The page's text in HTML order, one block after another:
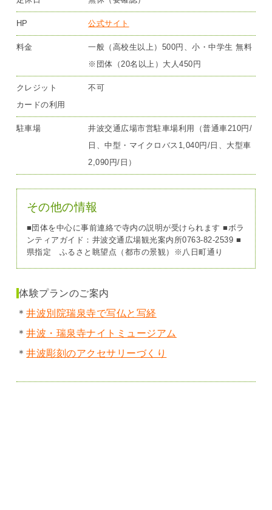
HP 公式サイト
料金
一般（高校生以上）500円、小・中学生 無料
※団体（20名以上）大人450円
クレジット
カードの利用
不可
駐車場
井波交通広場市営駐車場利用（普通車210円/
日、中型・マイクロバス1,040円/日、大型車
2,090円/日）
その他の情報
■団体を中心に事前連絡で寺内の説明が受けられます ■ボラ
ンティアガイド：井波交通広場観光案内所0763-82-2539 ■
県指定 ふるさと眺望点（都市の景観）※八日町通り
体験プランのご案内
＊井波別院瑞泉寺で写仏と写経
＊井波・瑞泉寺ナイトミュージアム
＊井波彫刻のアクセサリーづくり